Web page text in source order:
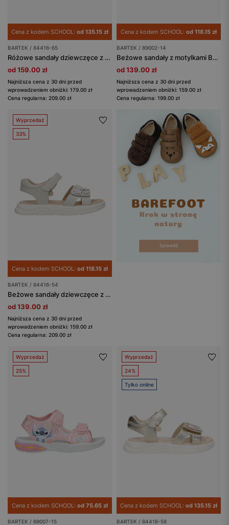
Cena z kodem SCHOOL: od 135.15 zł
BARTEK / 84416-65
Różowe sandały dziewczęce z kwiatowymi detalami BARTEK 84416-65
od 159.00 zł
Najniższa cena z 30 dni przed
wprowadzeniem obniżki: 179.00 zł
Cena regularna: 209.00 zł
Cena z kodem SCHOOL: od 118.15 zł
BARTEK / 89002-14
Beżowe sandały z motylkami BARTEK 89002-14
od 139.00 zł
Najniższa cena z 30 dni przed
wprowadzeniem obniżki: 159.00 zł
Cena regularna: 199.00 zł
Wyprzedaż
33%
Cena z kodem SCHOOL: od 118.15 zł
BARTEK / 84416-54
Beżowe sandały dziewczęce z kwiatami BARTEK 84416-54
od 139.00 zł
Najniższa cena z 30 dni przed
wprowadzeniem obniżki: 159.00 zł
Cena regularna: 209.00 zł
Wyprzedaż
25%
Cena z kodem SCHOOL: od 75.65 zł
BARTEK / 89007-15
Wyprzedaż
24%
Tylko online
Cena z kodem SCHOOL: od 135.15 zł
BARTEK / 84416-58